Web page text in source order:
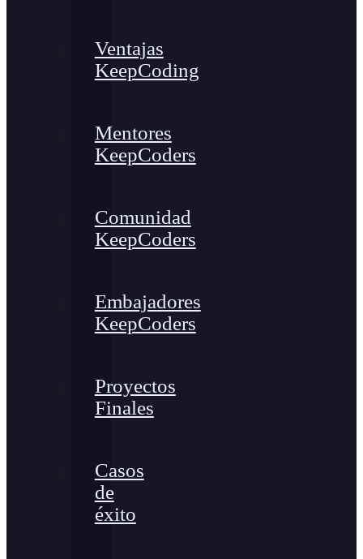
Ventajas
KeepCoding
Mentores
KeepCoders
Comunidad
KeepCoders
Embajadores
KeepCoders
Proyectos
Finales
Casos
de
éxito